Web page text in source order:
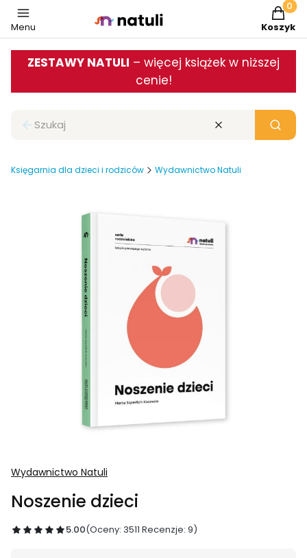
Menu Koszyk
ZESTAWY NATULI – więcej książek w niższej
cenie!
Zamknij wyszukiwarkę Wyczyść Szukaj
Księgarnia dla dzieci i rodziców Wydawnictwo Natuli
Wydawnictwo Natuli
Noszenie dzieci
5.00(Oceny: 3511 Recenzje: 9)